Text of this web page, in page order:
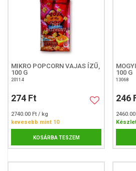
MIKRO POPCORN VAJAS ÍZŰ,
100 G
20114
274 Ft
2740.00 Ft / kg
kevesebb mint 10
KOSÁRBA TESZEM
100 G
13068
246